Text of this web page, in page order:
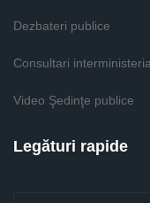
Dezbateri publice
Consultari
Video Şedinţe publice
Legături rapide